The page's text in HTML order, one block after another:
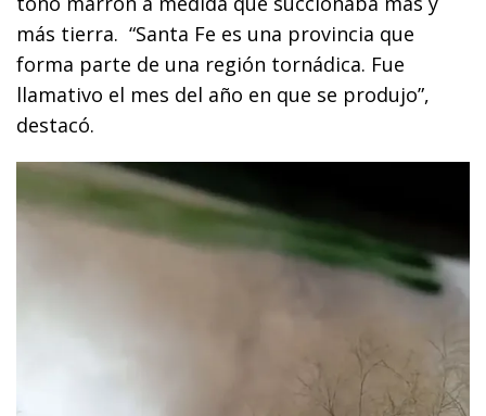
más tierra. “Santa Fe es una provincia que
forma parte de una región tornádica. Fue
llamativo el mes del año en que se produjo”,
destacó.